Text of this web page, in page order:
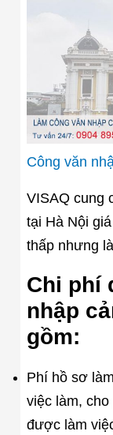
Công văn
VISAQ cung
tại Hà Nội
thấp nhưng
Chi phí
nhập
gồm:
Phí hồ sơ
việc làm,
được làm